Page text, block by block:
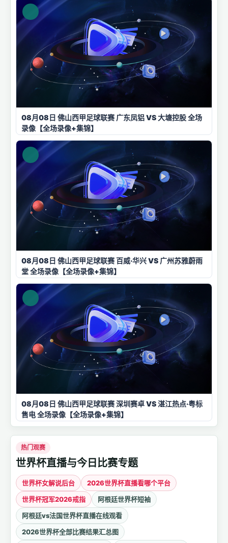
08月08日 佛山西甲足球联赛 广东凤铝 VS 大塘控股 全场
录像【全场录像+集锦】
08月08日 佛山西甲足球联赛 百威·华兴 VS 广州苏雅蔚雨
堂 全场录像【全场录像+集锦】
08月08日 佛山西甲足球联赛 深圳赛卓 VS 湛江热点·粤标
售电 全场录像【全场录像+集锦】
热门观赛
世界杯直播与今日比赛专题
世界杯女解说后台
2026世界杯直播看哪个平台
世界杯冠军2026戒指
阿根廷世界杯短袖
阿根廷vs法国世界杯直播在线观看
2026世界杯全部比赛结果汇总图